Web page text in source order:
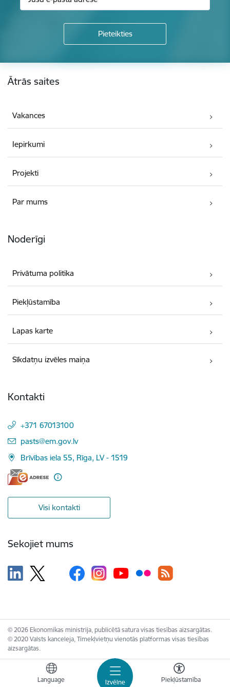
Izvēlne
Language Piekļūstamība
Kājene
Ātrās saites
Vakances
Iepirkumi
Projekti
Par mums
Noderīgi
Privātuma politika
Piekļūstamība
Lapas karte
Sīkdatņu izvēles maiņa
Kontakti
+371 67013100
E-pasts:
pasts@em.gov.lv
Brīvības iela 55, Rīga, LV - 1519
Visi kontakti
Sekojiet mums
© 2026 Ekonomikas ministrija, publicētā satura visas tiesības aizsargātas.
© 2020 Valsts kanceleja, Tīmekļvietņu vienotās platformas visas tiesības
aizsargātas.